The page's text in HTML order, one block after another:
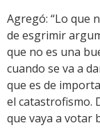
Agregó: “Lo que
de esgrimir
que no es una
cuando se va a
que es de
el catastrofismo.
que vaya a votar